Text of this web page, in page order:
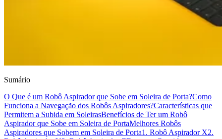
Sumário
O Que é um Robô Aspirador que Sobe em Soleira de Porta?Como
Funciona a Navegação dos Robôs Aspiradores?Características que
Permitem a Subida em SoleirasBenefícios de Ter um Robô
Aspirador que Sobe em Soleira de PortaMelhores Robôs
Aspiradores que Sobem em Soleira de Porta1. Robô Aspirador X2.